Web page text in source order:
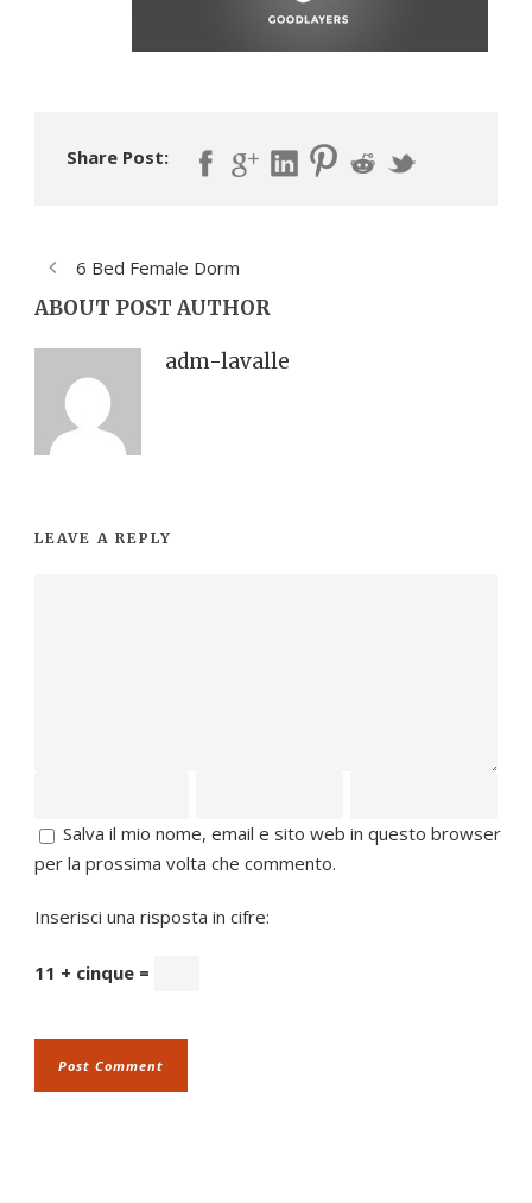
Share Post:
6 Bed Female Dorm
ABOUT POST AUTHOR
adm-lavalle
LEAVE A REPLY
Salva il mio nome, email e sito web in questo browser
per la prossima volta che commento.
Inserisci una risposta in cifre:
11 + cinque =